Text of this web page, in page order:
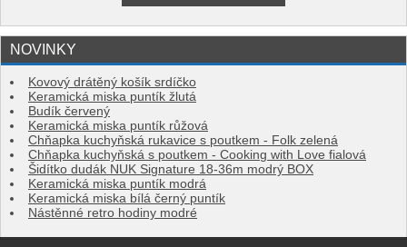
NOVINKY
Kovový drátěný košík srdíčko
Keramická miska puntík žlutá
Budík červený
Keramická miska puntík růžová
Chňapka kuchyňská rukavice s poutkem - Folk zelená
Chňapka kuchyňská s poutkem - Cooking with Love fialová
Šidítko dudák NUK Signature 18-36m modrý BOX
Keramická miska puntík modrá
Keramická miska bílá černý puntík
Nástěnné retro hodiny modré